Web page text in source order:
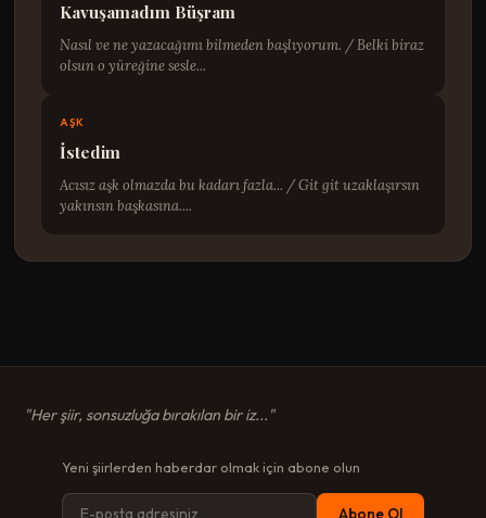
Kavuşamadım Büşram
Nasıl ve ne yazacağımı bilmeden başlıyorum. / Belki biraz
olsun o yüreğine sesle...
AŞK
İstedim
Acısız aşk olmazda bu kadarı fazla... / Git git uzaklaşırsın
yakınsın başkasına....
"Her şiir, sonsuzluğa bırakılan bir iz..."
Yeni şiirlerden haberdar olmak için abone olun
Abone Ol